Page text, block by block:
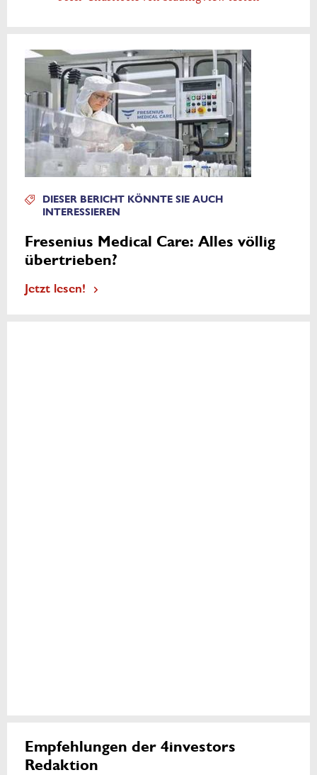
DIESER BERICHT KÖNNTE SIE AUCH
INTERESSIEREN
Fresenius Medical Care: Alles völlig
übertrieben?
Jetzt lesen!
Empfehlungen der 4investors
Redaktion